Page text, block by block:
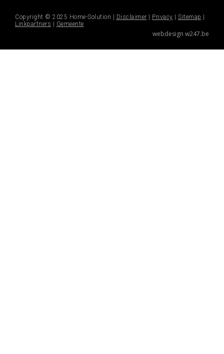
Copyright © 2025 Home-Solution | Disclaimer Privacy Sitemap
Linkpartners
Gemeente
webdesign w247.be